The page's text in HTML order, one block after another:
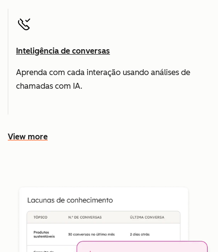
Inteligência de conversas
Aprenda com cada interação usando análises de
chamadas com IA.
View more